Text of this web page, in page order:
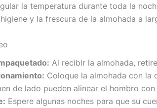
la temperatura durante toda la
y la frescura de la almohada a
Al recibir la almohada,
Coloque la almohada con la
de lado pueden alinear el hombro
Espere algunas noches para que su